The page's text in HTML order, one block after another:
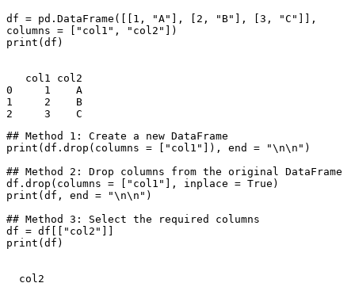
df = pd.DataFrame([[1, "A"], [2, "B"], [3, "C"]],
columns = ["col1", "col2"])
print(df)
0     1    A
1     2    B
2     3    C
## Method 1: Create a new DataFrame
print(df.drop(columns = ["col1"]), end = "\n\n")
## Method 2: Drop columns from the original DataFrame
df.drop(columns = ["col1"], inplace = True)
print(df, end = "\n\n")
## Method 3: Select the required columns
df = df[["col2"]]
print(df)